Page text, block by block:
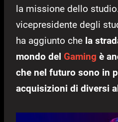
la missione dello
vicepresidente degli
ha aggiunto che la
mondo del Gaming è
che nel futuro sono in
acquisizioni di diversi